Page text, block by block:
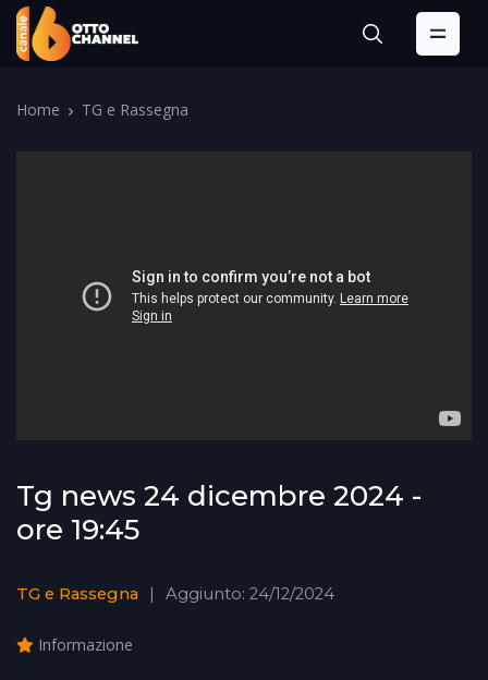
Home TG e Rassegna
Tg news 24 dicembre 2024 -
ore 19:45
TG e Rassegna Aggiunto: 24/12/2024
Informazione